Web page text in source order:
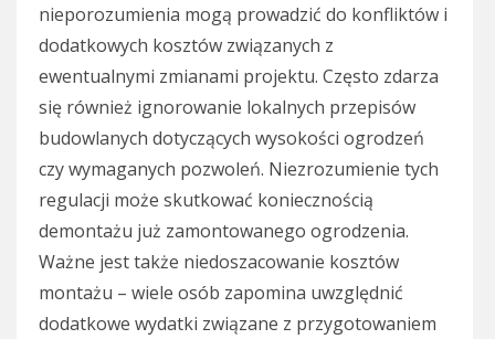
nieporozumienia mogą prowadzić do konfliktów i
dodatkowych kosztów związanych z
ewentualnymi zmianami projektu. Często zdarza
się również ignorowanie lokalnych przepisów
budowlanych dotyczących wysokości ogrodzeń
czy wymaganych pozwoleń. Niezrozumienie tych
regulacji może skutkować koniecznością
demontażu już zamontowanego ogrodzenia.
Ważne jest także niedoszacowanie kosztów
montażu – wiele osób zapomina uwzględnić
dodatkowe wydatki związane z przygotowaniem